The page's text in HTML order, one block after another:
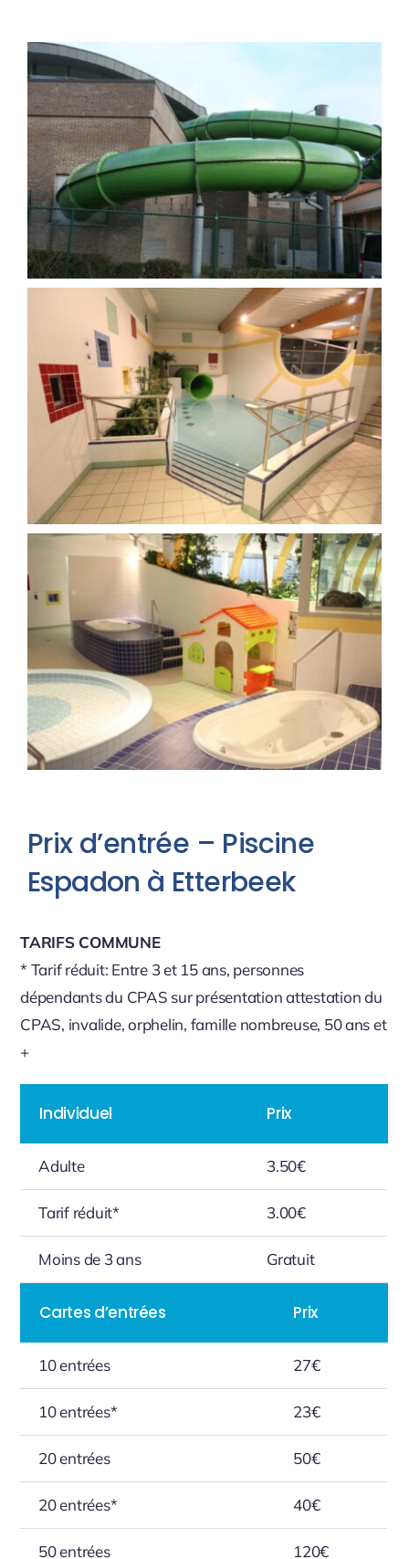
Prix d’entrée – Piscine
Espadon à Etterbeek
TARIFS COMMUNE
* Tarif réduit: Entre 3 et 15 ans, personnes
dépendants du CPAS sur présentation attestation du
CPAS, invalide, orphelin, famille nombreuse, 50 ans et
+
Individuel Prix
Adulte 3.50€
Tarif réduit* 3.00€
Moins de 3 ans Gratuit
Cartes d’entrées Prix
10 entrées 27€
10 entrées* 23€
20 entrées 50€
20 entrées* 40€
50 entrées 120€